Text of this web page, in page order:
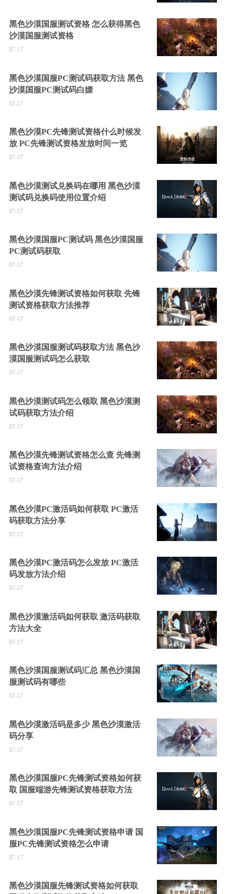
黑色沙漠国服测试资格 怎么获得黑色
沙漠国服测试资格
07-17
黑色沙漠国服PC测试码获取方法 黑色
沙漠国服PC测试码白嫖
07-17
黑色沙漠PC先锋测试资格什么时候发
放 PC先锋测试资格发放时间一览
07-17
黑色沙漠测试兑换码在哪用 黑色沙漠
测试码兑换码使用位置介绍
07-17
黑色沙漠国服PC测试码 黑色沙漠国服
PC测试码获取
07-17
黑色沙漠先锋测试资格如何获取 先锋
测试资格获取方法推荐
07-17
黑色沙漠国服测试码获取方法 黑色沙
漠国服测试码怎么获取
07-17
黑色沙漠测试码怎么领取 黑色沙漠测
试码获取方法介绍
07-17
黑色沙漠先锋测试资格怎么查 先锋测
试资格查询方法介绍
07-17
黑色沙漠PC激活码如何获取 PC激活
码获取方法分享
07-17
黑色沙漠PC激活码怎么发放 PC激活
码发放方法介绍
07-17
黑色沙漠激活码如何获取 激活码获取
方法大全
07-17
黑色沙漠国服测试码汇总 黑色沙漠国
服测试码有哪些
07-17
黑色沙漠激活码是多少 黑色沙漠激活
码分享
07-17
黑色沙漠国服PC先锋测试资格如何获
取 国服端游先锋测试资格获取方法
07-17
黑色沙漠国服PC先锋测试资格申请 国
服PC先锋测试资格怎么申请
07-17
黑色沙漠国服先锋测试资格如何获取